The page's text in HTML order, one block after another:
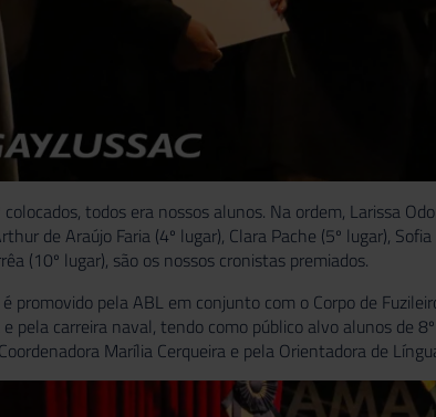
colocados, todos era nossos alunos. Na ordem, Larissa
de Araújo Faria (4º lugar), Clara Pache (5º lugar),
(10º lugar), são os nossos cronistas premiados.
promovido pela ABL em conjunto com o Corpo de
pela carreira naval, tendo como público alvo alunos de
Marília Cerqueira e pela Orientadora de